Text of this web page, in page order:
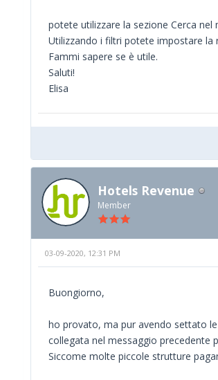
potete utilizzare la sezione Cerca nel
Utilizzando i filtri potete impostare la
Fammi sapere se è utile.
Saluti!
Elisa
Hotels Revenue
Member
03-09-2020, 12:31 PM
Buongiorno,
ho provato, ma pur avendo settato
collegata nel messaggio precedente
Siccome molte piccole strutture